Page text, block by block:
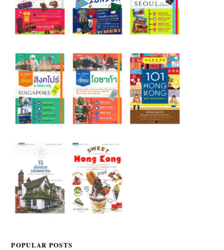
POPULAR POSTS